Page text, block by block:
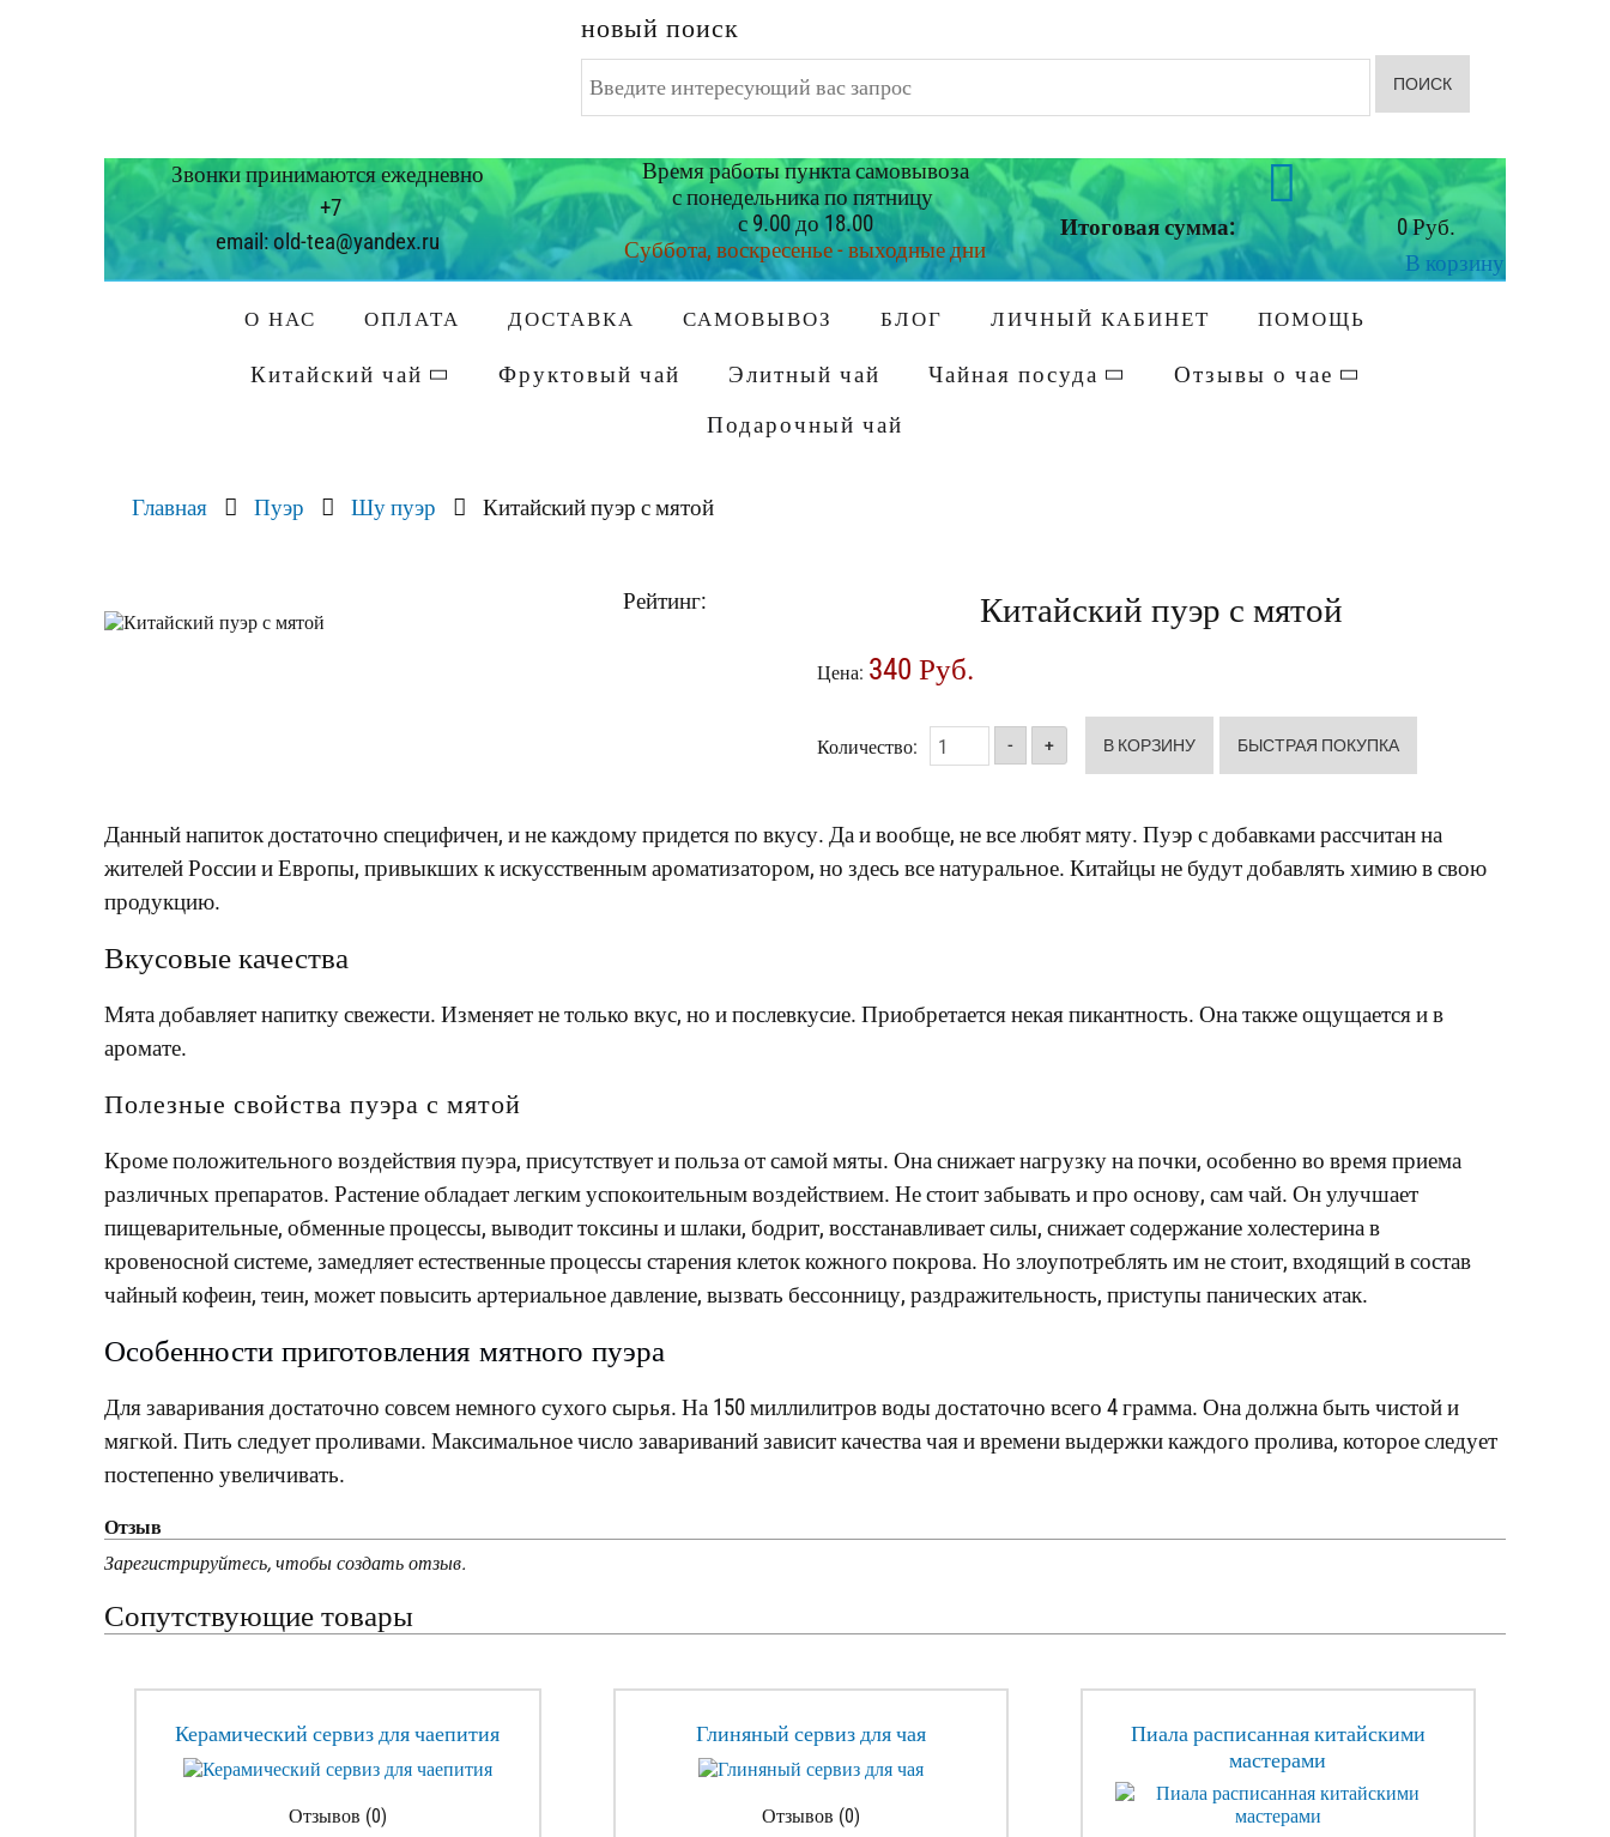
новый поиск
Искать...
ПОИСК
Звонки принимаются ежедневно
+7
email: old-tea@yandex.ru
Время работы пункта самовывоза
с понедельника по пятницу
с 9.00 до 18.00
Суббота, воскресенье - выходные дни
Итоговая сумма:
0 Руб.
В корзину
О НАС ОПЛАТА ДОСТАВКА САМОВЫВОЗ БЛОГ ЛИЧНЫЙ КАБИНЕТ ПОМОЩЬ
Китайский чай Фруктовый чай Элитный чай Чайная посуда
Отзывы о чае
Подарочный чай
Главная Пуэр Шу пуэр Китайский пуэр с мятой
Рейтинг: Китайский пуэр с мятой
Цена: 340 Руб.
Количество: - +
Данный напиток достаточно специфичен, и не каждому придется по вкусу. Да и вообще, не все любят мяту. Пуэр с добавками рассчитан на
жителей России и Европы, привыкших к искусственным ароматизатором, но здесь все натуральное. Китайцы не будут добавлять химию в свою
продукцию.
Вкусовые качества
Мята добавляет напитку свежести. Изменяет не только вкус, но и послевкусие. Приобретается некая пикантность. Она также ощущается и в
аромате.
Полезные свойства пуэра с мятой
Кроме положительного воздействия пуэра, присутствует и польза от самой мяты. Она снижает нагрузку на почки, особенно во время приема
различных препаратов. Растение обладает легким успокоительным воздействием. Не стоит забывать и про основу, сам чай. Он улучшает
пищеварительные, обменные процессы, выводит токсины и шлаки, бодрит, восстанавливает силы, снижает содержание холестерина в
кровеносной системе, замедляет естественные процессы старения клеток кожного покрова. Но злоупотреблять им не стоит, входящий в состав
чайный кофеин, теин, может повысить артериальное давление, вызвать бессонницу, раздражительность, приступы панических атак.
Особенности приготовления мятного пуэра
Для заваривания достаточно совсем немного сухого сырья. На 150 миллилитров воды достаточно всего 4 грамма. Она должна быть чистой и
мягкой. Пить следует проливами. Максимальное число завариваний зависит качества чая и времени выдержки каждого пролива, которое следует
постепенно увеличивать.
Отзыв
Зарегистрируйтесь, чтобы создать отзыв.
Сопутствующие товары
Керамический сервиз для чаепития
Отзывов (0)
Глиняный сервиз для чая
Отзывов (0)
Пиала расписанная китайскими
мастерами